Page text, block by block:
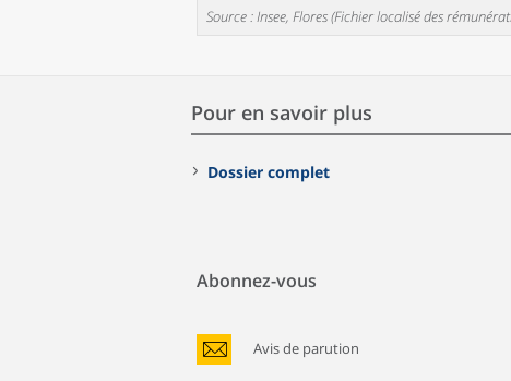
Source : Insee, Flores (Fichier localisé des
Pour en savoir plus
Dossier complet
Abonnez-vous
Avis de parution